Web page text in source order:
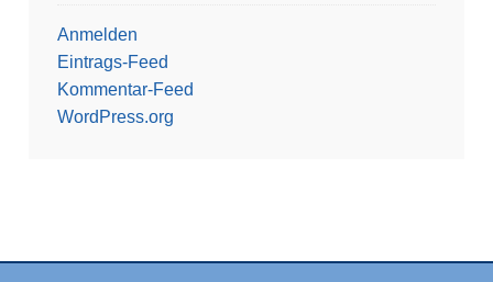
Anmelden
Eintrags-Feed
Kommentar-Feed
WordPress.org